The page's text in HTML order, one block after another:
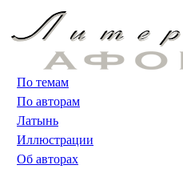
По темам
По авторам
Латынь
Иллюстрации
Об авторах